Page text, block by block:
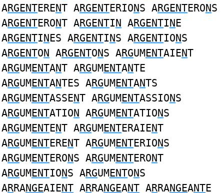
ARGENTERENT ARGENTERIONS ARGENTERONS
ARGENTERONT ARGENTIN ARGENTINE
ARGENTINES ARGENTINS ARGENTIONS
ARGENTON ARGENTONS ARGUMENTAIENT
ARGUMENTANT ARGUMENTANTE
ARGUMENTANTES ARGUMENTANTS
ARGUMENTASSENT ARGUMENTASSIONS
ARGUMENTATION ARGUMENTATIONS
ARGUMENTENT ARGUMENTERAIENT
ARGUMENTERENT ARGUMENTERIONS
ARGUMENTERONS ARGUMENTERONT
ARGUMENTIONS ARGUMENTONS
ARRANGEAIENT ARRANGEANT ARRANGEANTE